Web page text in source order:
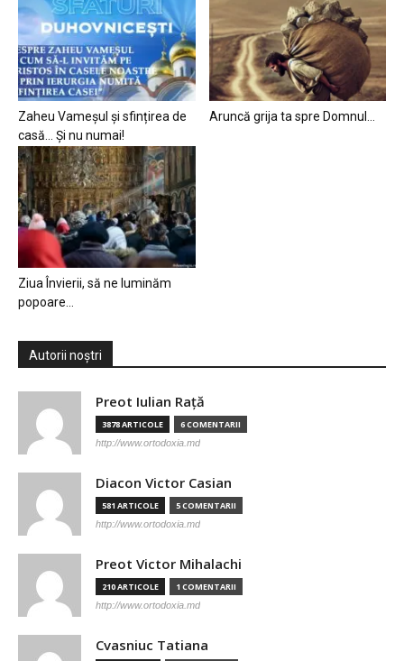
Zaheu Vameșul și sfințirea de
casă… Și nu numai!
Aruncă grija ta spre Domnul…
Ziua Învierii, să ne luminăm
popoare…
Autorii noștri
Preot Iulian Raţă
3878 ARTICOLE 6 COMENTARII
http://www.ortodoxia.md
Diacon Victor Casian
581 ARTICOLE 5 COMENTARII
http://www.ortodoxia.md
Preot Victor Mihalachi
210 ARTICOLE 1 COMENTARII
http://www.ortodoxia.md
Cvasniuc Tatiana